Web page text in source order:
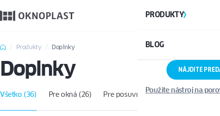
PRODUKTY
BLOG
NÁJDITE
Použite nástroj na
Produkty Doplnky
Doplnky
Všetko (36) Pre okná (26) Pre posuvné dvere (16)